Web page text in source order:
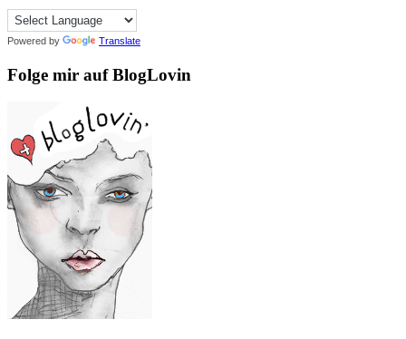
Powered by Translate
Folge mir auf BlogLovin